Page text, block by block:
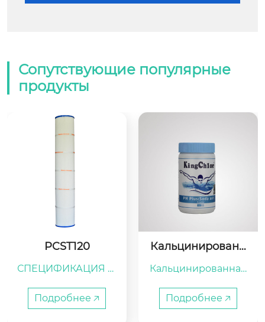
Сопутствующие популярные
продукты
PCST120
СПЕЦИФИКАЦИЯ Ф
ТРИДЖА PLEATCO P
CST120
Подробнее 🡥
Кальцинированн
Кальцинированная
Карбонат натрия
Подробнее 🡥